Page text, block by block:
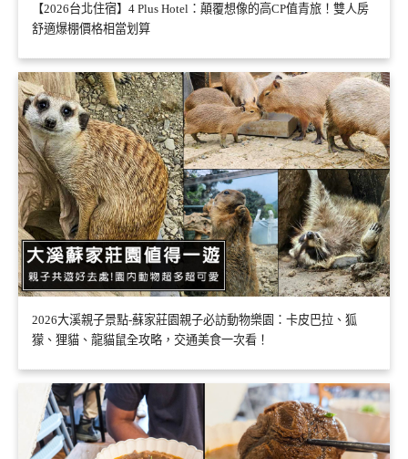
【2026台北住宿】4 Plus Hotel：顛覆想像的高CP值青旅！雙人房
舒適爆棚價格相當划算
2026大溪親子景點-蘇家莊園親子必訪動物樂園：卡皮巴拉、狐
獴、狸貓、龍貓鼠全攻略，交通美食一次看！